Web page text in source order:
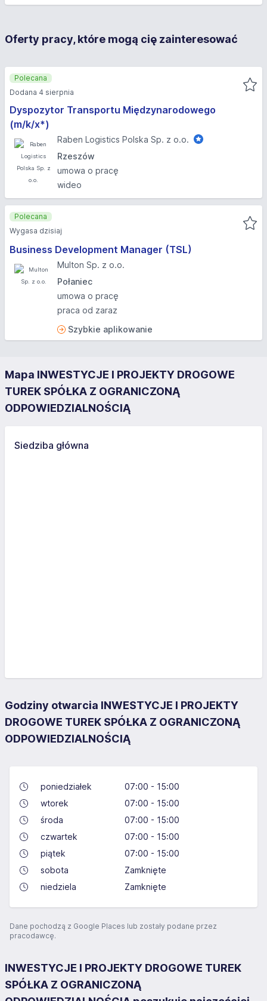
Oferty pracy, które mogą cię zainteresować
Dyspozytor Transportu Międzynarodowego
(m/k/x*)
Raben Logistics Polska Sp. z o.o.
Rzeszów
umowa o pracę
wideo
Polecana
Dodana 4 sierpnia
Business Development Manager (TSL)
Multon Sp. z o.o.
Połaniec
umowa o pracę
praca od zaraz
Szybkie aplikowanie
Polecana
Wygasa dzisiaj
Mapa INWESTYCJE I PROJEKTY DROGOWE
TUREK SPÓŁKA Z OGRANICZONĄ
ODPOWIEDZIALNOŚCIĄ
Siedziba główna
Godziny otwarcia INWESTYCJE I PROJEKTY
DROGOWE TUREK SPÓŁKA Z OGRANICZONĄ
ODPOWIEDZIALNOŚCIĄ
poniedziałek
07:00 - 15:00
wtorek
07:00 - 15:00
środa
07:00 - 15:00
czwartek
07:00 - 15:00
piątek
07:00 - 15:00
sobota
Zamknięte
niedziela
Zamknięte
Dane pochodzą z Google Places lub zostały podane przez
pracodawcę.
INWESTYCJE I PROJEKTY DROGOWE TUREK
SPÓŁKA Z OGRANICZONĄ